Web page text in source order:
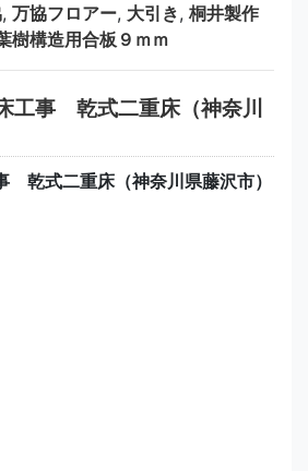
, 万協フロアー, 大引き, 桐井製作
樹構造用合板９ｍｍ
工事 乾式二重床（神奈川
乾式二重床（神奈川県藤沢市）